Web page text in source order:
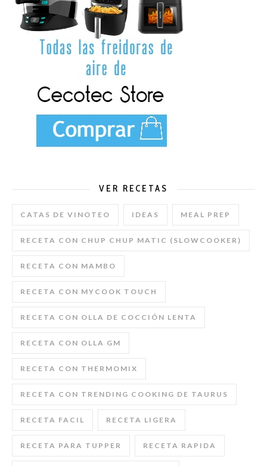
VER RECETAS
CATAS DE VINOTEO IDEAS MEAL PREP
RECETA CON CHUP CHUP MATIC (SLOWCOOKER)
RECETA CON MAMBO
RECETA CON MYCOOK TOUCH
RECETA CON OLLA DE COCCIÓN LENTA
RECETA CON OLLA GM
RECETA CON THERMOMIX
RECETA CON TRENDING COOKING DE TAURUS
RECETA FACIL RECETA LIGERA
RECETA PARA TUPPER RECETA RAPIDA